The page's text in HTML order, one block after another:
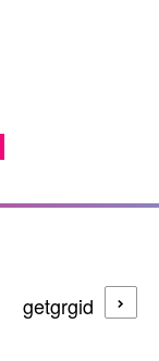
getgrgid